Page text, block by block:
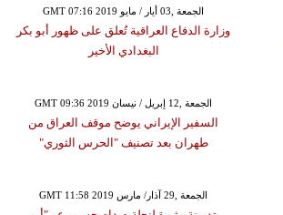
GMT 07:16 2019 الجمعة ,03 أيار / مايو
وزارة الدفاع العراقية تُعلق على ظهور أبو بكر
البغدادي الأخير
GMT 09:36 2019 الجمعة ,12 إبريل / نيسان
السفير الإيراني يوضح موقف العراق من
طهران بعد تصنيف "الحرس الثوري"
GMT 11:58 2019 الجمعة ,29 آذار/ مارس